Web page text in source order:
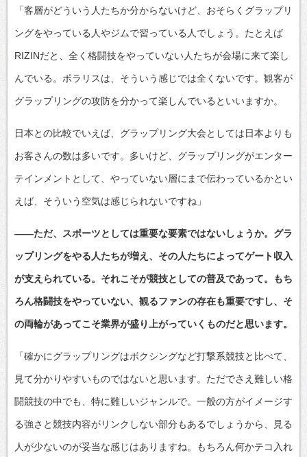
「客層がどういう人たちか分からないけど、おそらくグラップリ
ングをやっている人やジムで習っている人でしょう。たとえば
RIZINだと、全く格闘技をやっていない人たちが会場に来て楽し
んでいる。ポラリスは、そういう感じでは全くないです。観客が
グラップリングの攻防を分かって楽しんでいるといいますか。
日本との比較でいえば、グラップリング大会としては日本よりも
お客さんの数は多いです。多いけど、グラップリングがエンター
テインメントとして、やっていない層にまで伝わっているかとい
えば、そういう空気は感じられないですね」
――ただ、スポーツとしては重要な要素ではないしょうか。グラ
ップリングをやる人たちが増え、その人たちによってゲート収入
が支えられている。それこそが競技としての普及であって。もち
ろん格闘技をやっていない、観るファンの存在も重要ですし、そ
の両輪があってこそ業界が盛り上がっていくものだと思います。
「確かにグラップリングはボクシングなど打撃系競技と比べて、
見て分かりやすいものではないと思います。ただでさえ難しい格
闘競技の中でも、特に難しいジャンルで。一般の方がイメージす
る強さと競技内容がリンクしない部分もあるでしょうから、見る
人が少ないのが妥当な感じはありますね。もちろん何かテコ入れ